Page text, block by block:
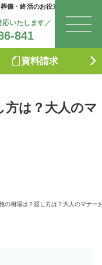
お
儀・終活のお役立ち情報
いたします／
841
資料請求
方は？大人のマ
の相場は？渡し方は？大人のマナー